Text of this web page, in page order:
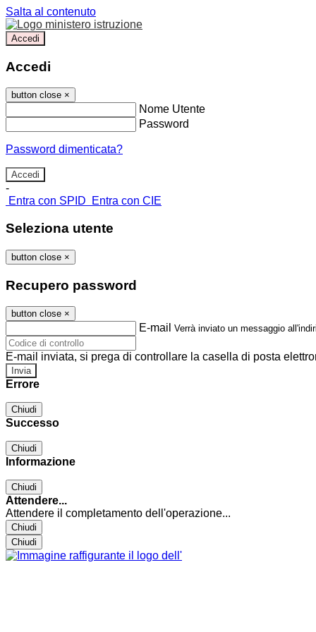
Salta al contenuto
Accedi
Accedi
button close ×
Nome Utente
Password
Password dimenticata?
-
Entra con SPID
Entra con CIE
Seleziona utente
button close ×
Recupero password
button close ×
E-mail Verrà inviato un messaggio
E-mail inviata, si prega di controllare la casella di posta
Errore
Chiudi
Successo
Chiudi
Informazione
Chiudi
Attendere...
Attendere il completamento dell'operazione...
Chiudi
Chiudi